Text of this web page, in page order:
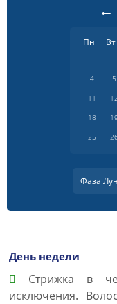
←
Пн Вт
4
5
11
12
18
19
25
Фаза
День недели
Cтрижка в
исключения.